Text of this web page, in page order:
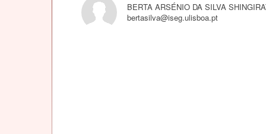
BERTA ARSÉNIO DA SILVA
bertasilva@iseg.ulisboa.pt